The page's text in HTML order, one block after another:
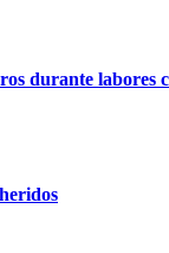
durante labores